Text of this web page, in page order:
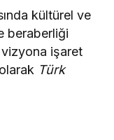
kültürel ve
beraberliği
işaret
Türk